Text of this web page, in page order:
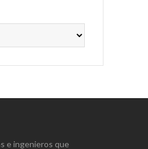
e ingenieros que